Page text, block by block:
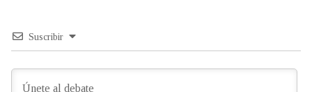
Suscribir